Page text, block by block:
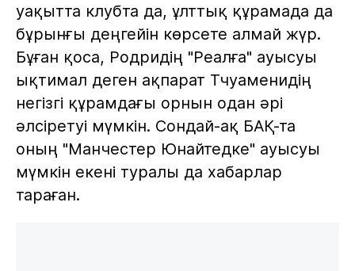
уақытта клубта да, ұлттық құрамада да
бұрынғы деңгейін көрсете алмай жүр.
Бұған қоса, Родридің "Реалға" ауысуы
ықтимал деген ақпарат Тчуаменидің
негізгі құрамдағы орнын одан әрі
әлсіретуі мүмкін. Сондай-ақ БАҚ-та
оның "Манчестер Юнайтедке" ауысуы
мүмкін екені туралы да хабарлар
тараған.